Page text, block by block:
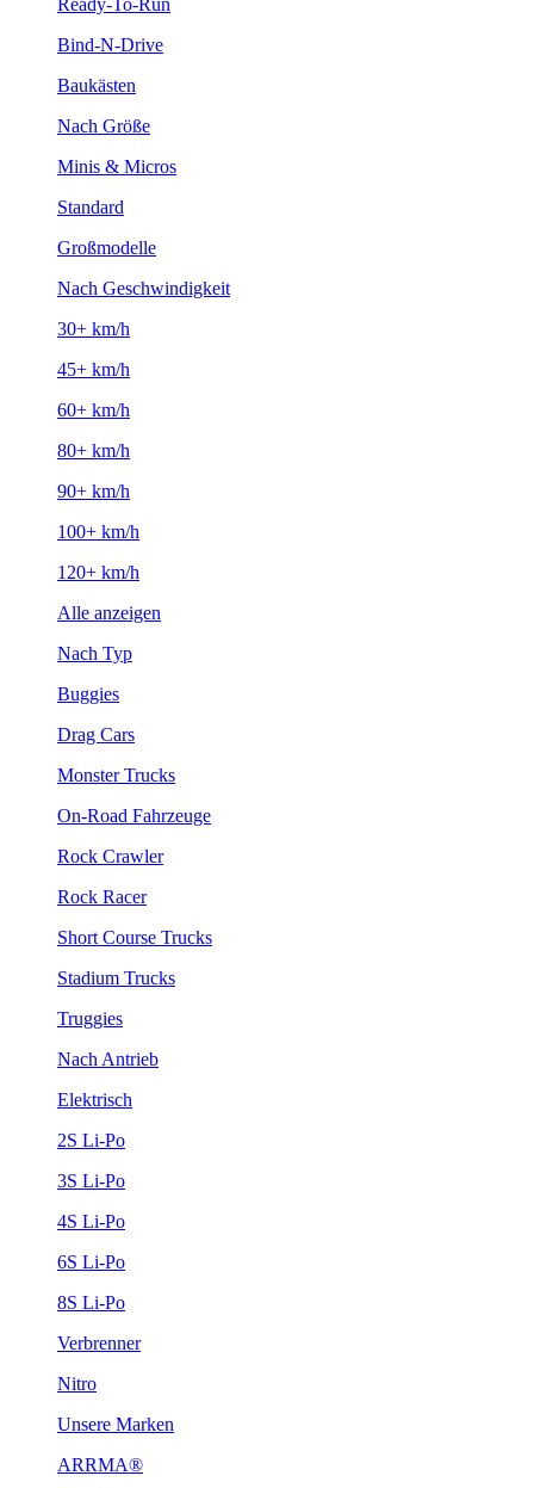
Ready-To-Run
Bind-N-Drive
Baukästen
Nach Größe
Minis & Micros
Standard
Großmodelle
Nach Geschwindigkeit
30+ km/h
45+ km/h
60+ km/h
80+ km/h
90+ km/h
100+ km/h
120+ km/h
Alle anzeigen
Nach Typ
Buggies
Drag Cars
Monster Trucks
On-Road Fahrzeuge
Rock Crawler
Rock Racer
Short Course Trucks
Stadium Trucks
Truggies
Nach Antrieb
Elektrisch
2S Li-Po
3S Li-Po
4S Li-Po
6S Li-Po
8S Li-Po
Verbrenner
Nitro
Unsere Marken
ARRMA®